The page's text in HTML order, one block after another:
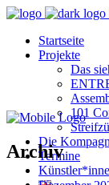
Startseite
Projekte
Das
101
Die
Termine
Archiv